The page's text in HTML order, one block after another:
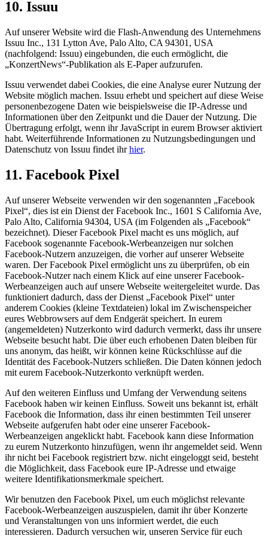
10. Issuu
Auf unserer Website wird die Flash-Anwendung des Unternehmens
Issuu Inc., 131 Lytton Ave, Palo Alto, CA 94301, USA
(nachfolgend: Issuu) eingebunden, die euch ermöglicht, die
„KonzertNews“-Publikation als E-Paper aufzurufen.
Issuu verwendet dabei Cookies, die eine Analyse eurer Nutzung der
Website möglich machen. Issuu erhebt und speichert auf diese Weise
personenbezogene Daten wie beispielsweise die IP-Adresse und
Informationen über den Zeitpunkt und die Dauer der Nutzung. Die
Übertragung erfolgt, wenn ihr JavaScript in eurem Browser aktiviert
habt. Weiterführende Informationen zu Nutzungsbedingungen und
Datenschutz von Issuu findet ihrhier.
11. Facebook Pixel
Auf unserer Webseite verwenden wir den sogenannten „Facebook
Pixel“, dies ist ein Dienst der Facebook Inc., 1601 S California Ave,
Palo Alto, California 94304, USA (im Folgenden als „Facebook“
bezeichnet). Dieser Facebook Pixel macht es uns möglich, auf
Facebook sogenannte Facebook-Werbeanzeigen nur solchen
Facebook-Nutzern anzuzeigen, die vorher auf unserer Webseite
waren. Der Facebook Pixel ermöglicht uns zu überprüfen, ob ein
Facebook-Nutzer nach einem Klick auf eine unserer Facebook-
Werbeanzeigen auch auf unsere Webseite weitergeleitet wurde. Das
funktioniert dadurch, dass der Dienst „Facebook Pixel“ unter
anderem Cookies (kleine Textdateien) lokal im Zwischenspeicher
eures Webbrowsers auf dem Endgerät speichert. In eurem
(angemeldeten) Nutzerkonto wird dadurch vermerkt, dass ihr unsere
Webseite besucht habt. Die über euch erhobenen Daten bleiben für
uns anonym, das heißt, wir können keine Rückschlüsse auf die
Identität des Facebook-Nutzers schließen. Die Daten können jedoch
mit eurem Facebook-Nutzerkonto verknüpft werden.
Auf den weiteren Einfluss und Umfang der Verwendung seitens
Facebook haben wir keinen Einfluss. Soweit uns bekannt ist, erhält
Facebook die Information, dass ihr einen bestimmten Teil unserer
Webseite aufgerufen habt oder eine unserer Facebook-
Werbeanzeigen angeklickt habt. Facebook kann diese Information
zu eurem Nutzerkonto hinzufügen, wenn ihr angemeldet seid. Wenn
ihr nicht bei Facebook registriert bzw. nicht eingeloggt seid, besteht
die Möglichkeit, dass Facebook eure IP-Adresse und etwaige
weitere Identifikationsmerkmale speichert.
Wir benutzen den Facebook Pixel, um euch möglichst relevante
Facebook-Werbeanzeigen auszuspielen, damit ihr über Konzerte
und Veranstaltungen von uns informiert werdet, die euch
interessieren. Dadurch versuchen wir, unseren Service für euch